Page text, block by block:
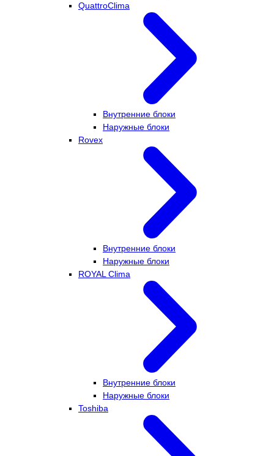
QuattroClima
Внутренние блоки
Наружные блоки
Rovex
Внутренние блоки
Наружные блоки
ROYAL Clima
Внутренние блоки
Наружные блоки
Toshiba